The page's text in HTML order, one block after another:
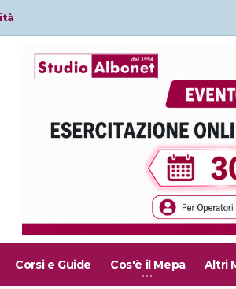
Corsi e Guide Cos'è il Mepa Altri